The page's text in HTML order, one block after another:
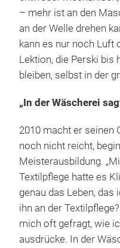
– mehr ist an den
an der Welle drehen
kann es nur noch Luft
Lektion, die Perski bis
bleiben, selbst in der
„In der Wäscherei
2010 macht er seinen
noch nicht reicht,
Meisterausbildung.
Textilpflege hatte es
genau das Leben, das
ihn an der
mich oft gefragt, wie
ausdrücke. In der